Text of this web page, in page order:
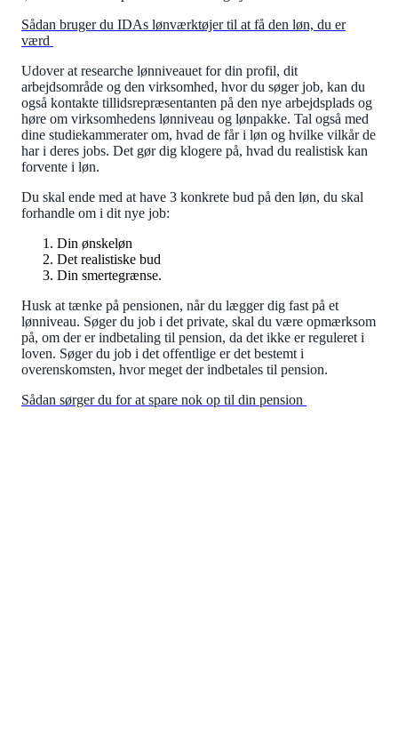
Sådan bruger du IDAs lønværktøjer til at få den løn, du er
værd
Udover at researche lønniveauet for din profil, dit
arbejdsområde og den virksomhed, hvor du søger job, kan du
også kontakte tillidsrepræsentanten på den nye arbejdsplads og
høre om virksomhedens lønniveau og lønpakke. Tal også med
dine studiekammerater om, hvad de får i løn og hvilke vilkår de
har i deres jobs. Det gør dig klogere på, hvad du realistisk kan
forvente i løn.
Du skal ende med at have 3 konkrete bud på den løn, du skal
forhandle om i dit nye job:
Din ønskeløn
Det realistiske bud
Din smertegrænse.
Husk at tænke på pensionen, når du lægger dig fast på et
lønniveau. Søger du job i det private, skal du være opmærksom
på, om der er indbetaling til pension, da det ikke er reguleret i
loven. Søger du job i det offentlige er det bestemt i
overenskomsten, hvor meget der indbetales til pension.
Sådan sørger du for at spare nok op til din pension